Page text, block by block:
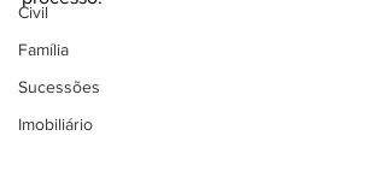
Civil
Família
Sucessões
Imobiliário